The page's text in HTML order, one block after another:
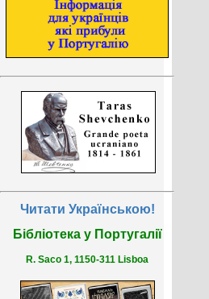
Читати Українською!
Бібліотека у Португалії
R. Saco 1, 1150-311 Lisboa